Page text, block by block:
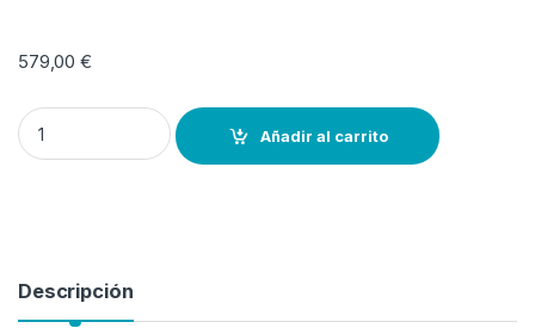
579,00€
Taxímetro de Alidada estribo (rosa 125mm) quantity
Añadir al carrito
Descripción